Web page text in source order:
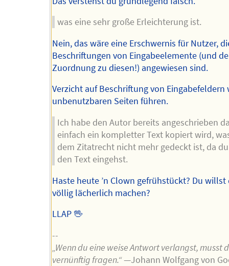
was eine sehr große Erleichterung ist.
Nein, das wäre eine Erschwernis für Nutzer,
Beschriftungen von Eingabeelemente (und
Zuordnung zu diesen!) angewiesen sind.
Verzicht auf Beschriftung von Eingabefeldern
unbenutzbaren Seiten führen.
Ich habe den Autor bereits angeschrieben
einfach ein kompletter Text kopiert wird,
dem Zitatrecht nicht mehr gedeckt ist, da
den Text eingehst.
Haste heute ’n Clown gefrühstückt? Du willst
völlig lächerlich machen?
LLAP 🖖
--
„Wenn du eine weise Antwort verlangst, musst
vernünftig fragen.“—Johann Wolfgang von